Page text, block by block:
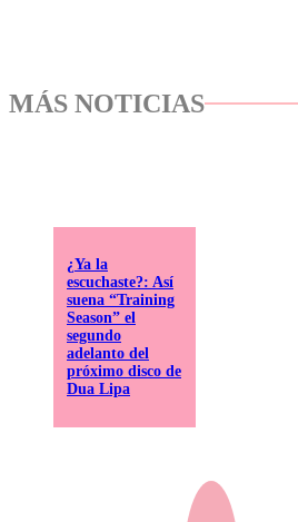
MÁS NOTICIAS
¿Ya la
escuchaste?: Así
suena “Training
Season” el
segundo
adelanto del
próximo disco de
Dua Lipa